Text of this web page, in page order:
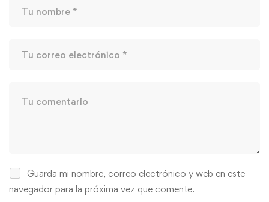
Guarda mi nombre, correo electrónico y web en este
navegador para la próxima vez que comente.